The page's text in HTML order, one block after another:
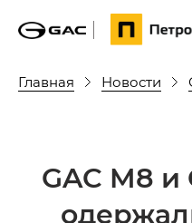
Главная Новости
GAC M8